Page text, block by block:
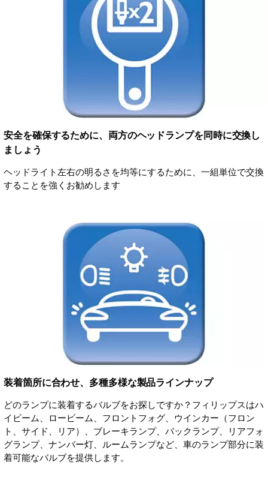
安全を確保するために、両方のヘッドランプを同時に交換し
ましょう
ヘッドライト左右の明るさを均等にするために、一組単位で交換
することを強くお勧めします
装着箇所に合わせ、多種多様な製品ラインナップ
どのランプに装着するバルブをお探しですか？フィリップスはハ
イビーム、ロービーム、フロントフォグ、ウインカー（フロン
ト、サイド、リア）、ブレーキランプ、バックランプ、リアフォ
グランプ、ナンバー灯、ルームランプなど、車のランプ部分に装
着可能なバルブを提供します。